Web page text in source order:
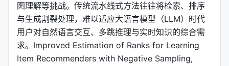
图理解等挑战。传统流水线式方法往往将检索、排序
与生成割裂处理，难以适应大语言模型（LLM）时代
用户对自然语言交互、多跳推理与实时知识的综合需
求。Improved Estimation of Ranks for Learning
Item Recommenders with Negative Sampling,